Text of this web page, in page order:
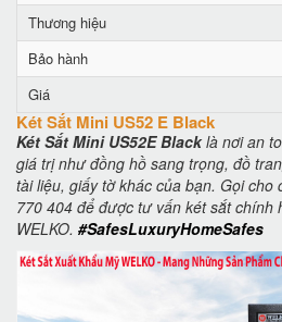
Thương hiệu
Bảo hành
Giá
Két Sắt Mini US52 E Black
Két Sắt Mini US52E Blacklà nơi an
giá trị như đồng hồ sang trọng, đồ
tài liệu, giấy tờ khác của bạn. Gọi cho
770 404 để được tư vấn két sắt chính
WELKO. #SafesLuxuryHomeSafes